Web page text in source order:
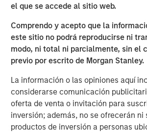
el que se accede al sitio web.
Comprendo y acepto que la
este sitio no podrá reproducirse ni
modo, ni total ni parcialmente, sin el
previo por escrito de Morgan Stanley.
La información o las opiniones aquí
considerarse comunicación
oferta de venta o invitación para
inversión; además, no se ofrecerán ni
productos de inversión a personas
Next, we consider the PVGO
low percentages outperformed
percentages by 260 basis points
We describe a simple analysis
more consistent, return than the
the past 25 years.
Descargar PDF